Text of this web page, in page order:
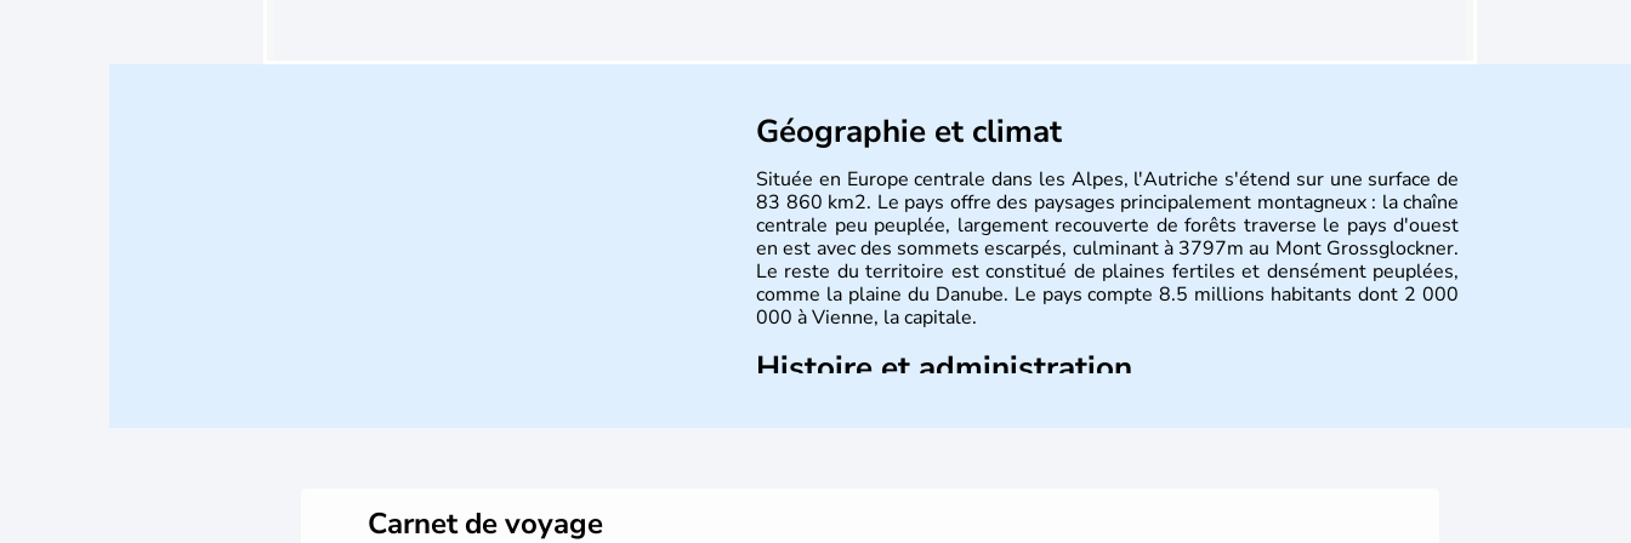
Géographie et climat
Située en Europe centrale dans les Alpes, l'Autriche s'étend sur une surface de
83 860 km2. Le pays offre des paysages principalement montagneux : la chaîne
centrale peu peuplée, largement recouverte de forêts traverse le pays d'ouest
en est avec des sommets escarpés, culminant à 3797m au Mont Grossglockner.
Le reste du territoire est constitué de plaines fertiles et densément peuplées,
comme la plaine du Danube. Le pays compte 8.5 millions habitants dont 2 000
000 à Vienne, la capitale.
Histoire et administration
Carnet de voyage